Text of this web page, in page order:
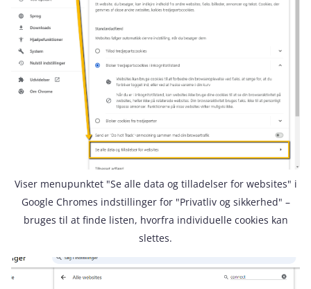
Viser menupunktet "Se alle data og tilladelser for websites" i
Google Chromes indstillinger for "Privatliv og sikkerhed" –
bruges til at finde listen, hvorfra individuelle cookies kan
slettes.